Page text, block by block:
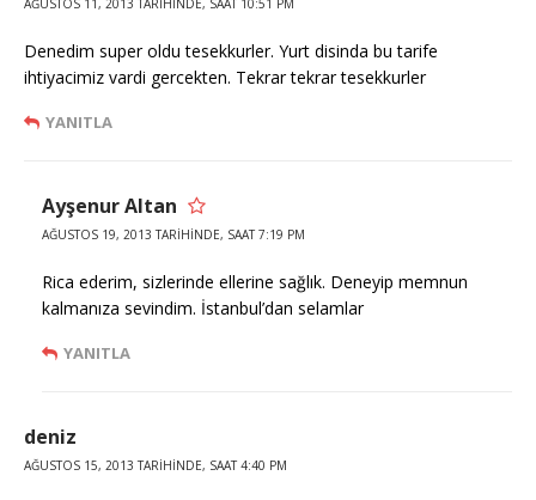
AĞUSTOS 11, 2013 TARIHINDE, SAAT 10:51 PM
Denedim super oldu tesekkurler. Yurt disinda bu tarife
ihtiyacimiz vardi gercekten. Tekrar tekrar tesekkurler
YANITLA
Ayşenur Altan
AĞUSTOS 19, 2013 TARIHINDE, SAAT 7:19 PM
Rica ederim, sizlerinde ellerine sağlık. Deneyip memnun
kalmanıza sevindim. İstanbul’dan selamlar
YANITLA
deniz
AĞUSTOS 15, 2013 TARIHINDE, SAAT 4:40 PM